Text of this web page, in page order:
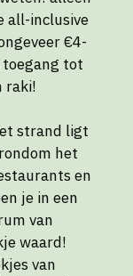
all-inclusive
€4-
tot
raki!
strand ligt
het
en
je in een
van
waard!
van